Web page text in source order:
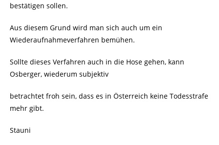
bestätigen sollen.
Aus diesem Grund wird man sich auch um ein
Wiederaufnahmeverfahren bemühen.
Sollte dieses Verfahren auch in die Hose gehen, kann
Osberger, wiederum subjektiv
betrachtet froh sein, dass es in Österreich keine Todesstrafe
mehr gibt.
Stauni